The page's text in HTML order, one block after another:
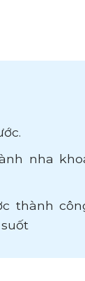
nha
thành